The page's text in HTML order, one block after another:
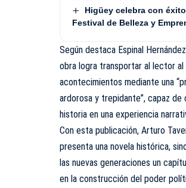
Higüey celebra con
Festival de Belleza y
Según destaca Espinal
obra logra transportar al lector al
acontecimientos mediante una
ardorosa y trepidante”, capaz de
historia en una experiencia
Con esta publicación, Arturo
presenta una novela histórica,
las nuevas generaciones un
en la construcción del poder